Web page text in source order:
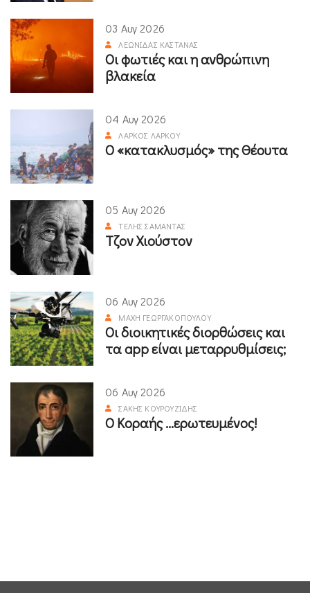
03 Αυγ 2026
ΛΕΩΝΊΔΑΣ ΚΑΣΤΑΝΆΣ
Οι φωτιές και η ανθρώπινη
βλακεία
04 Αυγ 2026
ΛΆΡΚΟΣ ΛΆΡΚΟΥ
Ο «κατακλυσμός» της Θέουτα
05 Αυγ 2026
ΤΈΛΗΣ ΣΑΜΑΝΤΆΣ
Τζον Χιούστον
06 Αυγ 2026
ΜΆΧΗ ΓΕΩΡΓΑΚΟΠΟΎΛΟΥ
Οι διοικητικές διορθώσεις και
τα app είναι μεταρρυθμίσεις;
06 Αυγ 2026
ΣΆΚΗΣ ΚΟΥΡΟΥΖΊΔΗΣ
Ο Κοραής ...ερωτευμένος!